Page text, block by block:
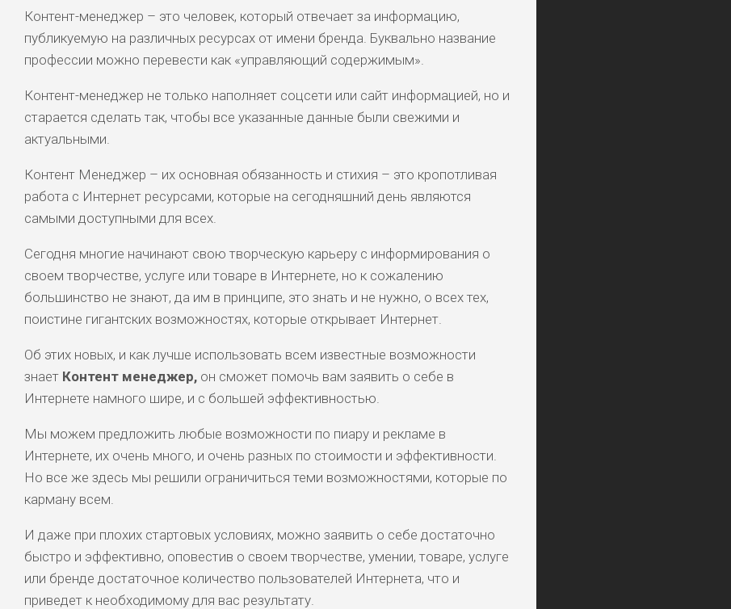
Контент-менеджер – это человек, который отвечает за информацию,
публикуемую на различных ресурсах от имени бренда. Буквально название
профессии можно перевести как «управляющий содержимым».
Контент-менеджер не только наполняет соцсети или сайт информацией, но и
старается сделать так, чтобы все указанные данные были свежими и
актуальными.
Контент Менеджер – их основная обязанность и стихия – это кропотливая
работа с Интернет ресурсами, которые на сегодняшний день являются
самыми доступными для всех.
Сегодня многие начинают свою творческую карьеру с информирования о
своем творчестве, услуге или товаре в Интернете, но к сожалению
большинство не знают, да им в принципе, это знать и не нужно, о всех тех,
поистине гигантских возможностях, которые открывает Интернет.
Об этих новых, и как лучше использовать всем известные возможности
знает Контент менеджер, он сможет помочь вам заявить о себе в
Интернете намного шире, и с большей эффективностью.
Мы можем предложить любые возможности по пиару и рекламе в
Интернете, их очень много, и очень разных по стоимости и эффективности.
Но все же здесь мы решили ограничиться теми возможностями, которые по
карману всем.
И даже при плохих стартовых условиях, можно заявить о себе достаточно
быстро и эффективно, оповестив о своем творчестве, умении, товаре, услуге
или бренде достаточное количество пользователей Интернета, что и
приведет к необходимому для вас результату.